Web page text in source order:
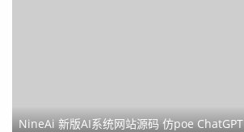
NineAi 新版AI系统网站源码 仿poe ChatGPT